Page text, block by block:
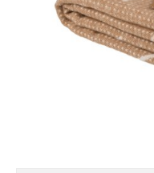
Hocker
Bänke & Liegen